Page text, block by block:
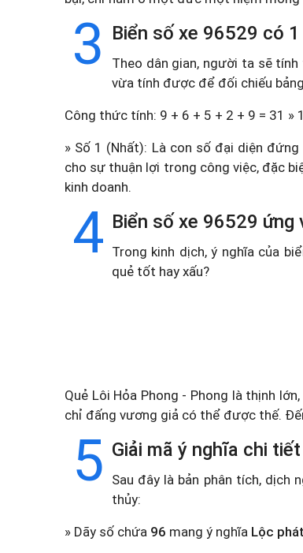
3 Biển số xe 96529 có
Theo dân gian, người ta sẽ
vừa tính được để đối chiếu
Công thức tính: 9 + 6 + 5 + 2 + 9 = 31 »
» Số 1 (Nhất): Là con số đại diện
cho sự thuận lợi trong công việc, đặc
kinh doanh.
4 Biển số xe 96529 ứng
Trong kinh dịch, ý nghĩa của
quẻ tốt hay xấu?
Quẻ Lôi Hỏa Phong - Phong là thịnh
chỉ đấng vương giả có thể được thế.
5 Giải mã ý nghĩa chi
Sau đây là bản phân tích, dịch
thủy:
» Dãy số chứa 96 mang ý nghĩa Lộc